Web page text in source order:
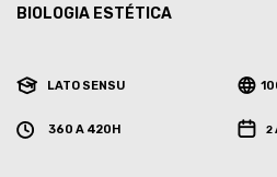
BIOLOGIA ESTÉTICA
LATO SENSU
360 A 420H 2